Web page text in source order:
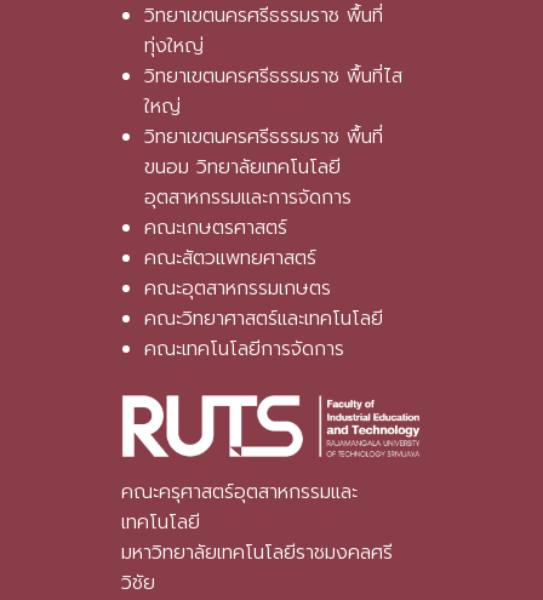
วิทยาเขตนครศรีธรรมราช พื้นที่
ทุ่งใหญ่
วิทยาเขตนครศรีธรรมราช พื้นที่ไส
ใหญ่
วิทยาเขตนครศรีธรรมราช พื้นที่
ขนอม วิทยาลัยเทคโนโลยี
อุตสาหกรรมและการจัดการ
คณะเกษตรศาสตร์
คณะสัตวแพทยศาสตร์
คณะอุตสาหกรรมเกษตร
คณะวิทยาศาสตร์และเทคโนโลยี
คณะเทคโนโลยีการจัดการ
คณะครุศาสตร์อุตสาหกรรมและ
เทคโนโลยี
มหาวิทยาลัยเทคโนโลยีราชมงคลศรี
วิชัย